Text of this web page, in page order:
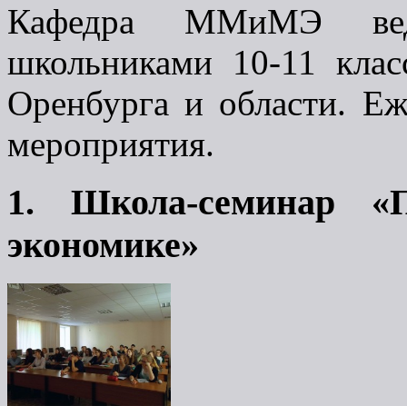
Кафедра ММиМЭ
школьниками 10-11
Оренбурга и области.
мероприятия.
1. Школа-семинар
экономике»